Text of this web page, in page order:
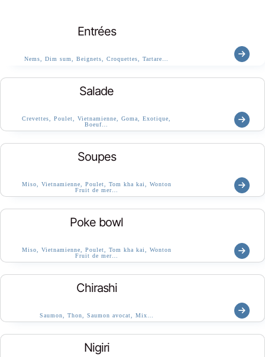
Entrées
Nems, Dim sum, Beignets, Croquettes, Tartare…
Salade
Crevettes, Poulet, Vietnamienne, Goma, Exotique,
Boeuf…
Soupes
Miso, Vietnamienne, Poulet, Tom kha kai, Wonton
Fruit de mer…
Poke bowl
Miso, Vietnamienne, Poulet, Tom kha kai, Wonton
Fruit de mer…
Chirashi
Saumon, Thon, Saumon avocat, Mix…
Nigiri